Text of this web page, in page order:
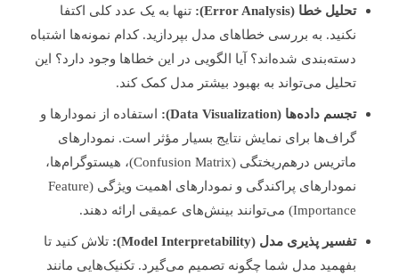
تحلیل خطا (Error Analysis):
تنها به یک عدد کلی اکتفا
نکنید. به بررسی خطاهای مدل بپردازید. کدام نمونه‌ها اشتباه
دسته‌بندی شده‌اند؟ آیا الگویی در این خطاها وجود دارد؟ این
تحلیل می‌تواند به بهبود بیشتر مدل کمک کند.
تجسم داده‌ها (Data Visualization):
استفاده از نمودارها و
گراف‌ها برای نمایش نتایج بسیار مؤثر است. نمودارهای
ماتریس درهم‌ریختگی (Confusion Matrix)، هیستوگرام‌ها،
نمودارهای پراکندگی و نمودارهای اهمیت ویژگی (Feature
Importance) می‌توانند بینش‌های عمیقی ارائه دهند.
تفسیر پذیری مدل (Model Interpretability):
تلاش کنید تا
بفهمید مدل شما چگونه تصمیم می‌گیرد. تکنیک‌هایی مانند